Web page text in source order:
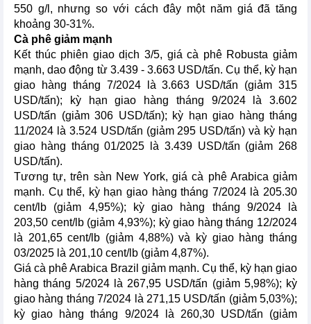
550 g/l, nhưng so với cách đây một năm giá đã tăng
khoảng 30-31%.
Cà phê giảm mạnh
Kết thúc phiên giao dịch 3/5, giá cà phê Robusta giảm
mạnh, dao động từ 3.439 - 3.663 USD/tấn. Cụ thể, kỳ hạn
giao hàng tháng 7/2024 là 3.663 USD/tấn (giảm 315
USD/tấn); kỳ hạn giao hàng tháng 9/2024 là 3.602
USD/tấn (giảm 306 USD/tấn); kỳ hạn giao hàng tháng
11/2024 là 3.524 USD/tấn (giảm 295 USD/tấn) và kỳ hạn
giao hàng tháng 01/2025 là 3.439 USD/tấn (giảm 268
USD/tấn).
Tương tự, trên sàn New York, giá cà phê Arabica giảm
mạnh. Cụ thể, kỳ hạn giao hàng tháng 7/2024 là 205.30
cent/lb (giảm 4,95%); kỳ giao hàng tháng 9/2024 là
203,50 cent/lb (giảm 4,93%); kỳ giao hàng tháng 12/2024
là 201,65 cent/lb (giảm 4,88%) và kỳ giao hàng tháng
03/2025 là 201,10 cent/lb (giảm 4,87%).
Giá cà phê Arabica Brazil giảm mạnh. Cụ thể, kỳ hạn giao
hàng tháng 5/2024 là 267,95 USD/tấn (giảm 5,98%); kỳ
giao hàng tháng 7/2024 là 271,15 USD/tấn (giảm 5,03%);
kỳ giao hàng tháng 9/2024 là 260,30 USD/tấn (giảm